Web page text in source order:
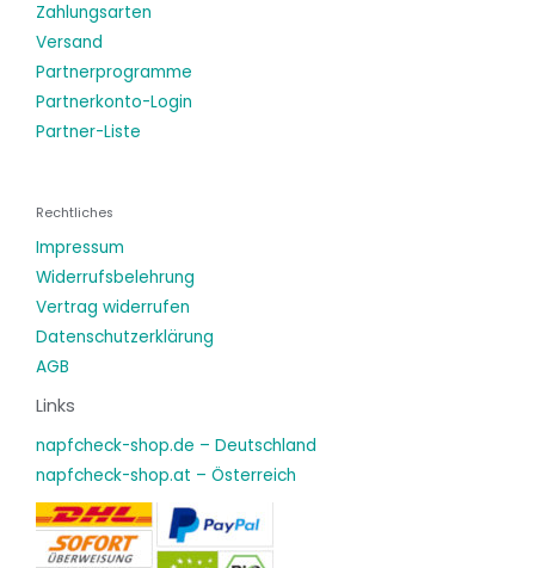
Zahlungsarten
Versand
Partnerprogramme
Partnerkonto-Login
Partner-Liste
Rechtliches
Impressum
Widerrufsbelehrung
Vertrag widerrufen
Datenschutzerklärung
AGB
Links
napfcheck-shop.de – Deutschland
napfcheck-shop.at – Österreich